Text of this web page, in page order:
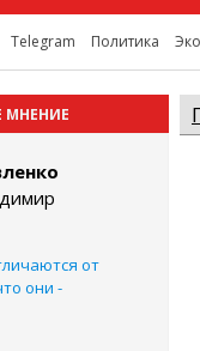
Telegram Политика
МНЕНИЕ
от
они -